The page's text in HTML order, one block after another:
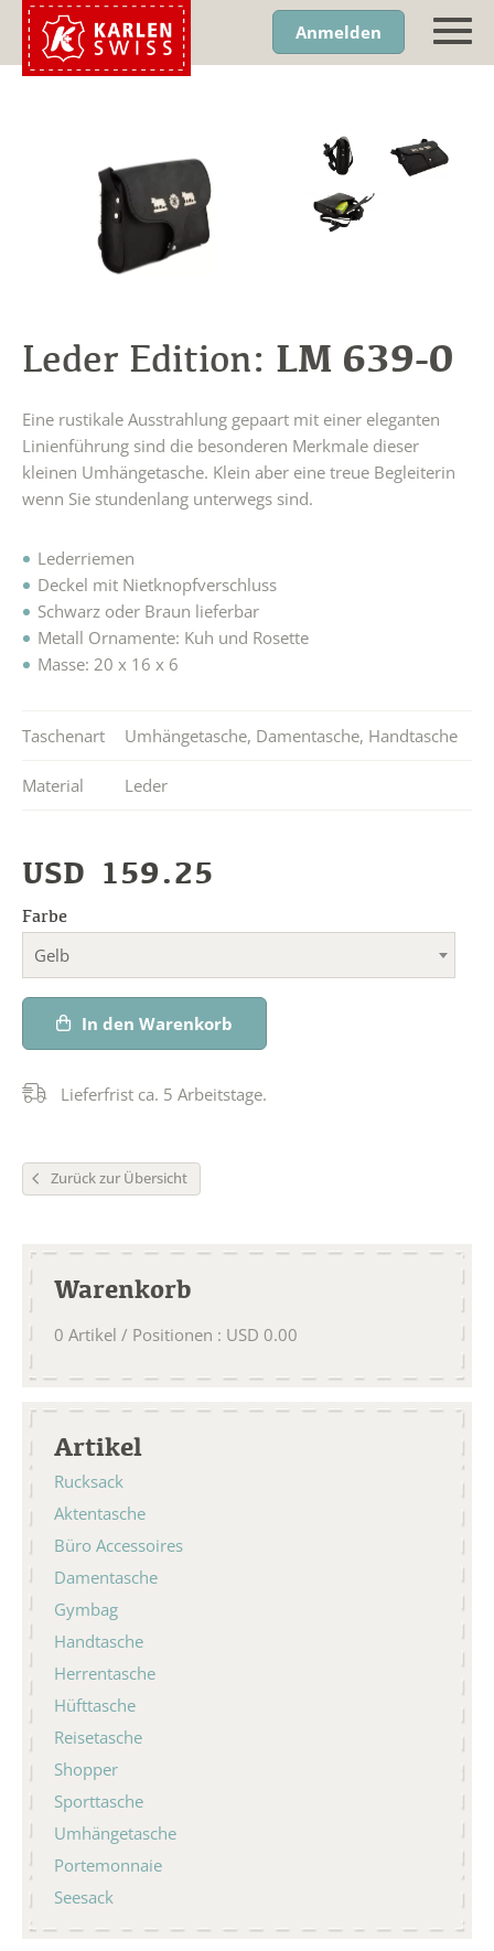
Anmelden
Leder Edition: LM 639-0
Eine rustikale Ausstrahlung gepaart mit einer eleganten
Linienführung sind die besonderen Merkmale dieser
kleinen Umhängetasche. Klein aber eine treue Begleiterin
wenn Sie stundenlang unterwegs sind.
Lederriemen
Deckel mit Nietknopfverschluss
Schwarz oder Braun lieferbar
Metall Ornamente: Kuh und Rosette
Masse: 20 x 16 x 6
Taschenart Umhängetasche, Damentasche, Handtasche
Material Leder
USD 159.25
Farbe
Gelb
In den Warenkorb
Lieferfrist ca. 5 Arbeitstage.
Zurück zur Übersicht
Warenkorb
0 Artikel / Positionen : USD 0.00
Artikel
Rucksack
Aktentasche
Büro Accessoires
Damentasche
Gymbag
Handtasche
Herrentasche
Hüfttasche
Reisetasche
Shopper
Sporttasche
Umhängetasche
Portemonnaie
Seesack